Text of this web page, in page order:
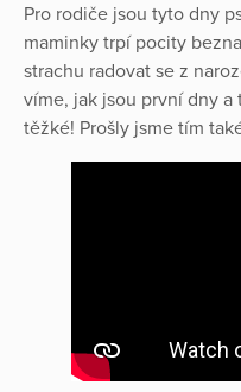
Pro rodiče jsou tyto dny
maminky trpí pocity
strachu radovat se z
víme, jak jsou první dny
těžké! Prošly jsme tím